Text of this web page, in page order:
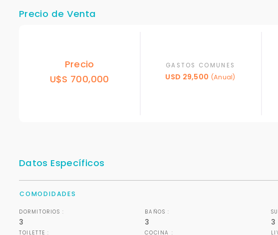
Precio de Venta
Precio
U$S 700,000
GASTOS COMUNES
USD 29,500 (Anual)
Datos Específicos
COMODIDADES
DORMITORIOS :
3
BAÑOS :
3 3
TOILETTE : COCINA :
Déjanos tus